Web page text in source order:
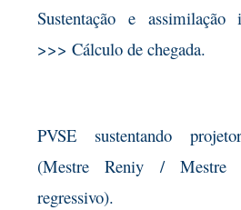
Sustentação e assimilação
>>> Cálculo de chegada.
PVSE sustentando
(Mestre Reniy /
regressivo).